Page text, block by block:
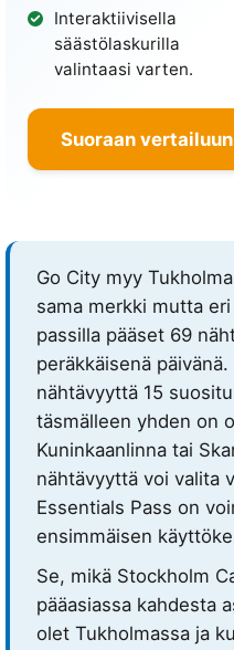
Interaktiivisella
säästölaskurilla
valintaasi varten.
Suoraan vertailuun
Go City myy
sama merkki mutta
passilla pääset 69
peräkkäisenä
nähtävyyttä 15
täsmälleen yhden on
Kuninkaanlinna tai
nähtävyyttä voi valita
Essentials Pass on
ensimmäisen
Se, mikä Stockholm
pääasiassa kahdesta
olet Tukholmassa ja